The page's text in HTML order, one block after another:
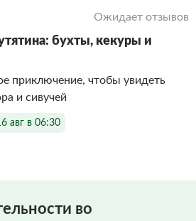
Ожидает отзывов
бухты, кекуры и
приключение, чтобы увидеть
и сивучей
авг в 06:30
во